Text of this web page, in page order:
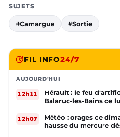
SUJETS
#Camargue #Sortie
FIL INFO24/7
AUJOURD'HUI
12h11
Hérault : le feu
Balaruc-les-Bains ce
12h07
Météo : orages ce
hausse du mercure